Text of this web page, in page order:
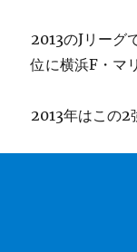
2013のJリーグ
位に横浜F・マ
2013年はこの2